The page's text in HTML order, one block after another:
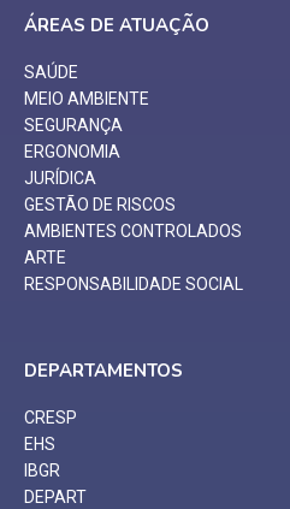
ÁREAS DE ATUAÇÃO
SAÚDE
MEIO AMBIENTE
SEGURANÇA
ERGONOMIA
JURÍDICA
GESTÃO DE RISCOS
AMBIENTES CONTROLADOS
ARTE
RESPONSABILIDADE SOCIAL
DEPARTAMENTOS
CRESP
EHS
IBGR
DEPART